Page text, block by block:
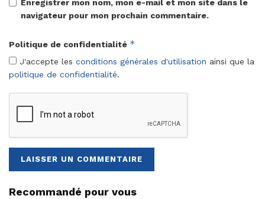
Enregistrer mon nom, mon e-mail et mon site dans le
navigateur pour mon prochain commentaire.
Politique de confidentialité *
J'accepte les conditions générales d'utilisation ainsi que la
politique de confidentialité.
Recommandé pour vous